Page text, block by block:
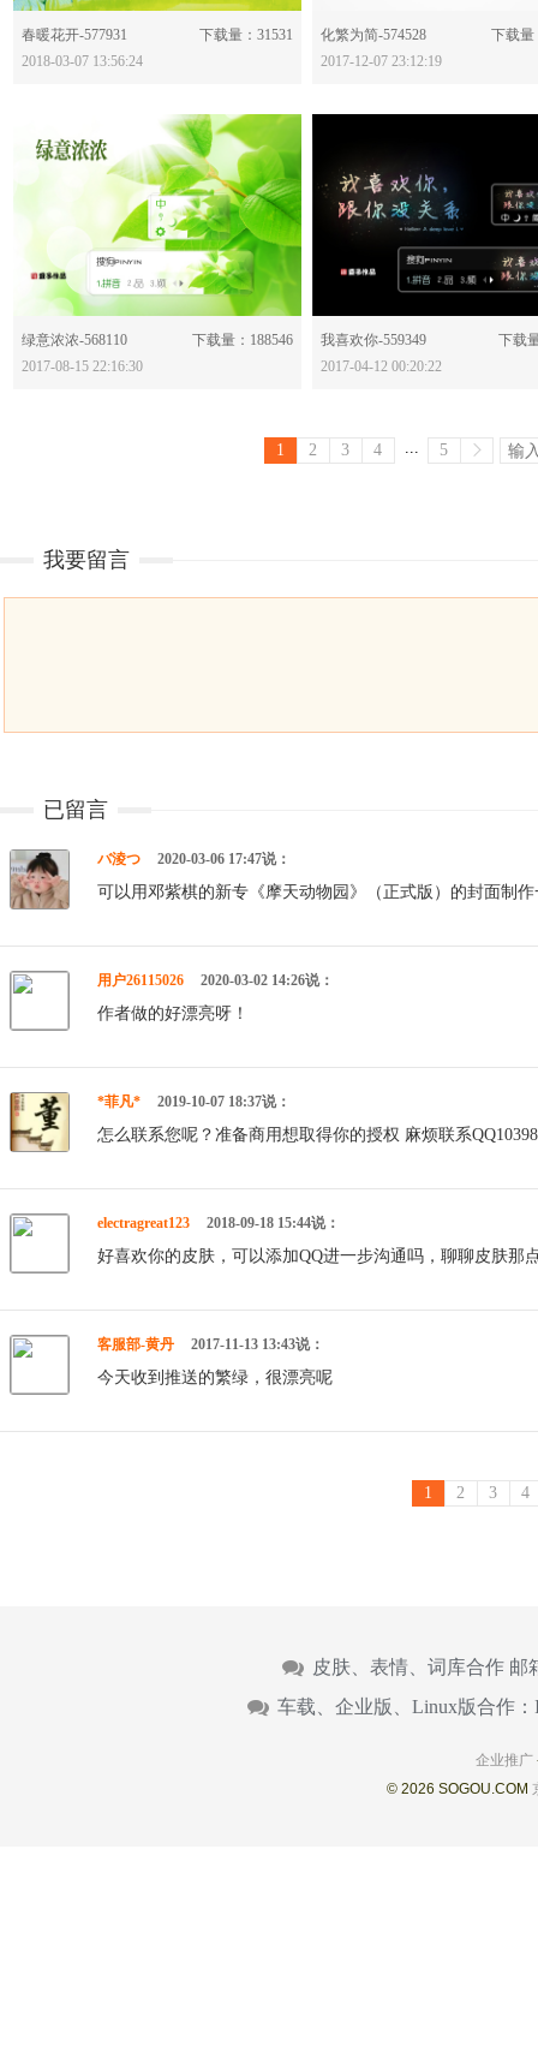
分享：
春暖花开-577931
下载量：31531
2018-03-07 13:56:24
分享：
化繁为简-574528
下载量
2017-12-07 23:12:19
分享：
绿意浓浓-568110
下载量：188546
2017-08-15 22:16:30
分享：
我喜欢你-559349
下载
2017-04-12 00:20:22
1 2 3 4 ... 5
我要留言
已留言
バ淩つ 2020-03-06 17:47说：
可以用邓紫棋的新专《摩天动物园》（正式版）的封面制
用户26115026 2020-03-02 14:26说：
作者做的好漂亮呀！
*菲凡* 2019-10-07 18:37说：
怎么联系您呢？准备商用想取得你的授权 麻烦联系
electragreat123 2018-09-18 15:44说：
好喜欢你的皮肤，可以添加QQ进一步沟通吗，聊聊皮肤那
客服部-黄丹 2017-11-13 13:43说：
今天收到推送的繁绿，很漂亮呢
1 2 3 4
皮肤、表情、词库合作 邮
车载、企业版、Linux版合作：
企业推广
© 2026 SOGOU.COM